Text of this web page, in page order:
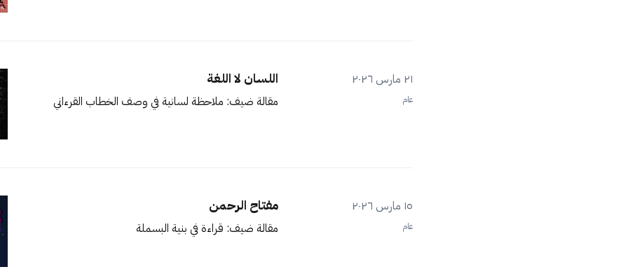
٢١ مارس ٢٠٢٦
عام
اللسان لا اللغة
مقالة ضيف: ملاحظة لسانية في وصف الخطاب القرءاني
١٥ مارس ٢٠٢٦
عام
مفتاح الرحمن
مقالة ضيف: قراءة في بنية البسملة